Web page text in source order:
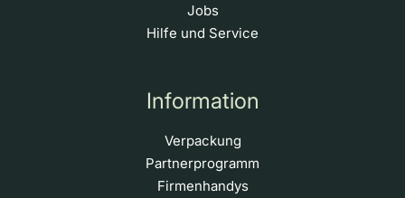
Jobs
Hilfe und Service
Information
Verpackung
Partnerprogramm
Firmenhandys